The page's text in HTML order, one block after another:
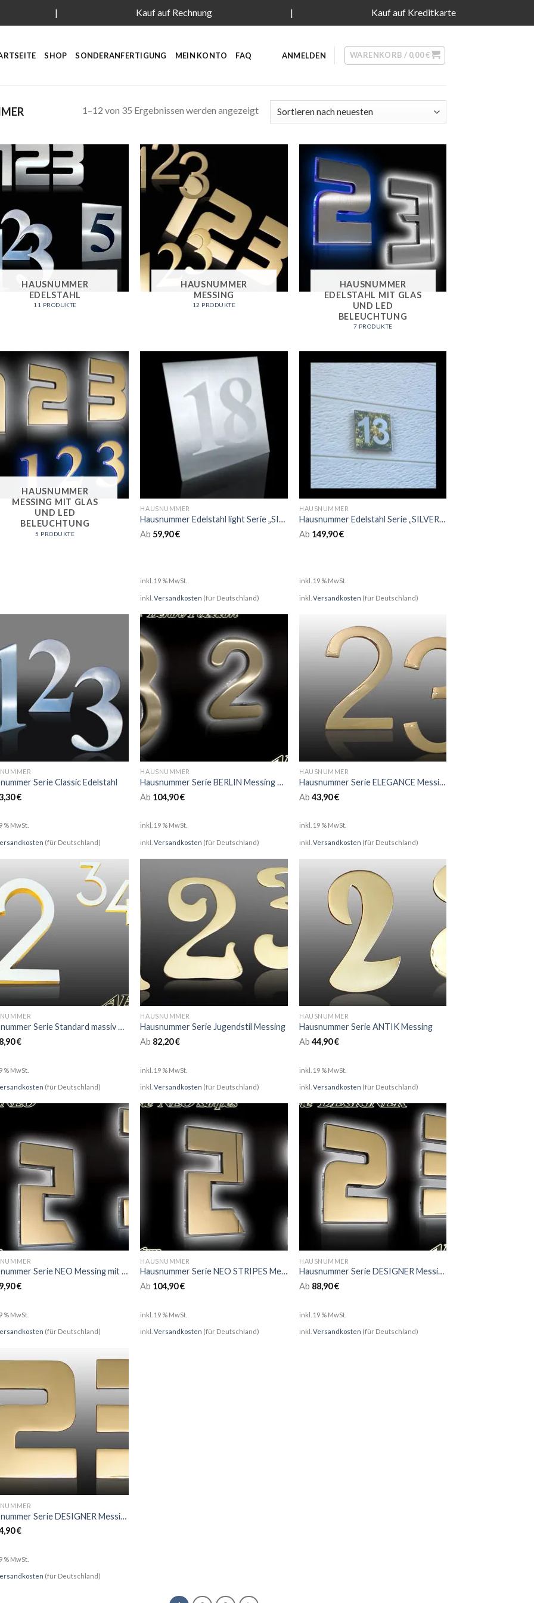
| Kauf auf Rechnung |
Kauf auf Kreditkarte
SHOP SONDERANFERTIGUNG MEIN KONTO FAQ ANMELDEN WARENKORB / 0,00€
1–12 von 35 Ergebnissen werden angezeigt
HAUSNUMMER
EDELSTAHL
11 PRODUKTE
HAUSNUMMER
MESSING
12 PRODUKTE
HAUSNUMMER
EDELSTAHL MIT GLAS
UND LED
BELEUCHTUNG
7 PRODUKTE
HAUSNUMMER
MESSING MIT GLAS
UND LED
BELEUCHTUNG
5 PRODUKTE
HAUSNUMMER
Hausnummer Edelstahl light Serie „SILVERLINE“
Ab 59,90€
inkl. 19 % MwSt.
inkl.Versandkosten (für Deutschland)
HAUSNUMMER
Hausnummer Edelstahl Serie „SILVERLINE“
Ab 149,90€
inkl. 19 % MwSt.
inkl.Versandkosten (für Deutschland)
Serie Classic Edelstahl
€
% MwSt.
(für Deutschland)
HAUSNUMMER
Hausnummer Serie BERLIN Messing mit Glasbeleuchtung
Ab 104,90€
inkl. 19 % MwSt.
inkl.Versandkosten (für Deutschland)
HAUSNUMMER
Hausnummer Serie ELEGANCE Messing
Ab43,90€
inkl. 19 % MwSt.
inkl.Versandkosten (für Deutschland)
Hausnummer Serie Standard massiv Messing
€
% MwSt.
(für Deutschland)
HAUSNUMMER
Hausnummer Serie Jugendstil Messing
Ab 82,20€
inkl. 19 % MwSt.
inkl.Versandkosten (für Deutschland)
HAUSNUMMER
Hausnummer Serie ANTIK Messing
Ab44,90€
inkl. 19 % MwSt.
inkl.Versandkosten (für Deutschland)
Hausnummer Serie NEO Messing mit LED und Glasbeleuchtung
€
% MwSt.
(für Deutschland)
HAUSNUMMER
Hausnummer Serie NEO STRIPES Messing mit Glasbeleuchtung
Ab 104,90€
inkl. 19 % MwSt.
inkl.Versandkosten (für Deutschland)
HAUSNUMMER
Hausnummer Serie DESIGNER Messing mit LED und Glasbeleuchtung
Ab 88,90€
inkl. 19 % MwSt.
inkl.Versandkosten (für Deutschland)
Hausnummer Serie DESIGNER Messing
€
% MwSt.
(für Deutschland)